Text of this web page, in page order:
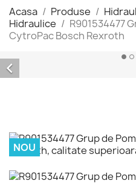
Acasa Produse
Hidraulice
R901534477
CytroPac Bosch Rexroth

NOU